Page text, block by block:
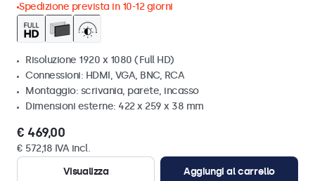
Spedizione prevista in 10-12 giorni
Risoluzione 1920 x 1080 (Full HD)
Connessioni: HDMI, VGA, BNC, RCA
Montaggio: scrivania, parete, incasso
Dimensioni esterne: 422 x 259 x 38 mm
€ 469,00
€ 572,18 IVA incl.
Visualizza
Aggiungi al carrello